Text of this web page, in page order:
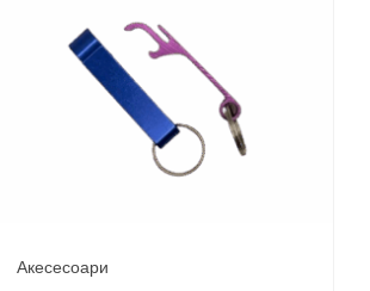
Акесесоари